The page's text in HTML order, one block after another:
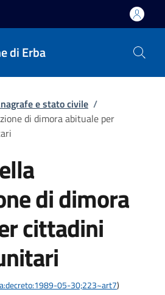
di Erba
e stato civile /
di dimora abituale per
di dimora
cittadini
05-30;223~art7)